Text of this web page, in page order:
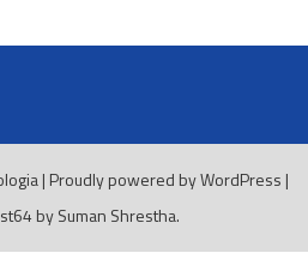
| Proudly powered by WordPress |
bySuman Shrestha.